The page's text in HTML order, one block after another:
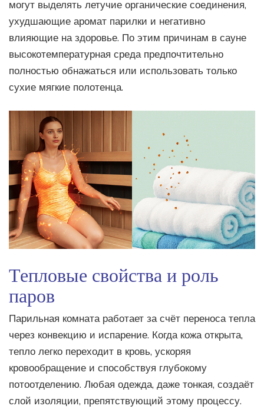
могут выделять летучие органические соединения,
ухудшающие аромат парилки и негативно
влияющие на здоровье. По этим причинам в сауне
высокотемпературная средапредпочтительно
полностью обнажаться или использовать только
сухие мягкие полотенца.
Тепловые свойства и роль
паров
Парильная комната работает за счёт переноса тепла
через конвекцию и испарение. Когда кожа открыта,
тепло легко переходит в кровь, ускоряя
кровообращение и способствуя глубокому
потоотделению. Любая одежда, даже тонкая, создаёт
слой изоляции, препятствующий этому процессу.